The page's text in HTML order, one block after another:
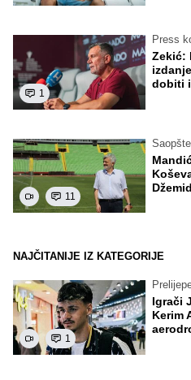
1
Press
Zekić:
dobiti
11
NAJČITANIJE IZ KATEGORIJE
1
Igrači
Kerim